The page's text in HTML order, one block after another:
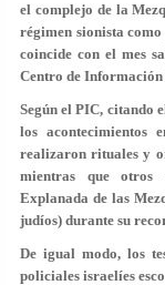
el complejo de la
régimen sionista
coincide con el mes
Centro de Información
Según el PIC, citando
los acontecimientos
realizaron rituales y
mientras que otros
Explanada de las
judíos) durante su
De igual modo, los
policiales israelíes